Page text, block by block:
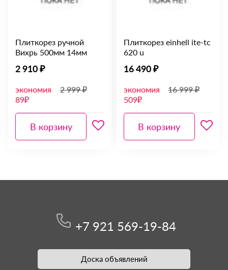
Плиткорез ручной
Вихрь 500мм 14мм
2 910 ₽
экономия
89₽
2 999 ₽
В корзину
Плиткорез einhell ite-tc
620 u
16 490 ₽
экономия
509₽
16 999 ₽
В корзину
+7 921 569-19-84
Доска объявлений